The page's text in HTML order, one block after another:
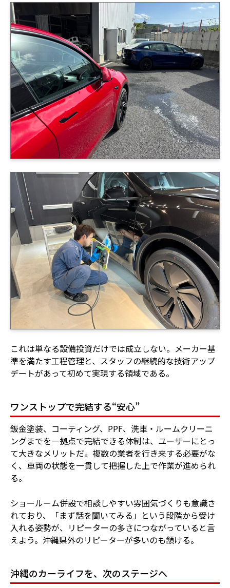
これは単なる設備投資だけでは成立しない。メーカー基
準を満たす工程管理と、スタッフの継続的な技術アップ
デートがあって初めて実現する領域である。
ワンストップで完結する“安心”
鈑金塗装、コーティング、PPF、洗車・ルームクリーニ
ングまでを一拠点で完結できる体制は、ユーザーにとっ
て大きなメリットだ。複数の業者を行き来する必要がな
く、車両の状態を一貫して把握した上で作業が進められ
る。
ショールーム併設で相談しやすい雰囲気づくりも意識さ
れており、「まず話を聞いてみる」という段階から受け
入れる姿勢が、リピーターの多さにつながっていると言
えよう。沖縄県外のリピーターが多いのも頷ける。
沖縄のカーライフを、次のステージへ